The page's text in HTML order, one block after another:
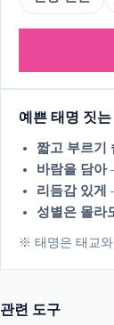
예쁜 태명 짓는
짧고 부르기
바람을 담아
리듬감 있게
성별은 몰라
※ 태명은 태교
관련 도구